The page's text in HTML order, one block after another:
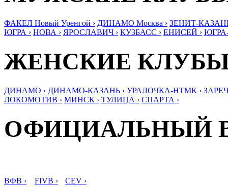
ФАКЕЛ Новый Уренгой › ДИНАМО Москва › ЗЕНИТ-
ЮГРА › НОВА › ЯРОСЛАВИЧ › КУЗБАСС › ЕНИСЕЙ ›
ЖЕНСКИЕ
ДИНАМО › ДИНАМО-КАЗАНЬ › УРАЛОЧКА-НТМК ›
ЛОКОМОТИВ › МИНСК › ТУЛИЦА › СПАРТА ›
ОФИЦИАЛЬНЫЙ
ВФВ › FIVB › CEV ›